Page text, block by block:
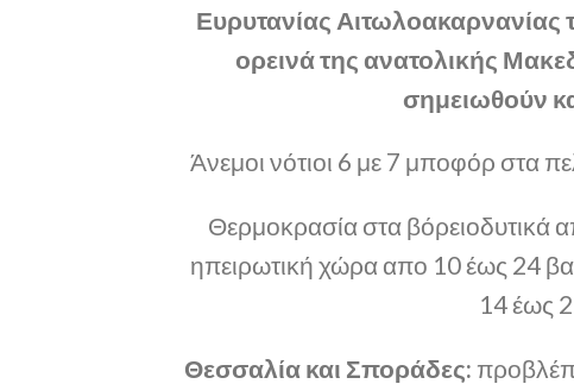
Ευρυτανίας Αιτωλοακαρνανίας
ορεινά της ανατολικής
σημειωθούν
Άνεμοι νότιοι 6 με 7 μποφόρ στα
Θερμοκρασία στα βόρειοδυτικά
ηπειρωτική χώρα απο 10 έως 24
14 έως
Θεσσαλία και Σποράδες: